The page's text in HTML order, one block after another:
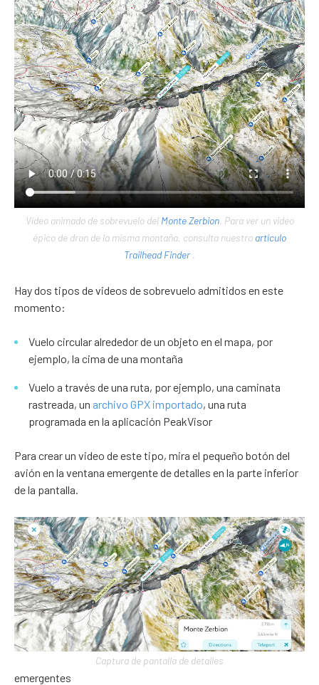
Vídeo animado de sobrevuelo del Monte Zerbion. Para ver un video
épico de dron de la misma montaña, consulta nuestro artículo
Trailhead Finder.
Hay dos tipos de videos de sobrevuelo admitidos en este
momento:
Vuelo circular alrededor de un objeto en el mapa, por
ejemplo, la cima de una montaña
Vuelo a través de una ruta, por ejemplo, una caminata
rastreada, un archivo GPX importado, una ruta
programada en la aplicación PeakVisor
Para crear un video de este tipo, mira el pequeño botón del
avión en la ventana emergente de detalles en la parte inferior
de la pantalla.
Captura de pantalla de detalles
emergentes